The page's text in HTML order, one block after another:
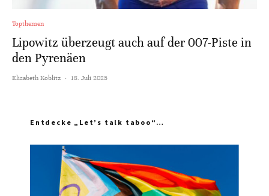
Topthemen
Lipowitz überzeugt auch auf der 007-Piste in
den Pyrenäen
Elisabeth Koblitz · 18. Juli 2025
Entdecke „Let’s talk taboo“…